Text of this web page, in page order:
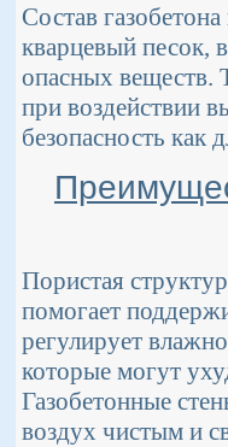
Состав
кварцевый песок,
опасных веществ.
при воздействии
безопасность как
Пористая
помогает
регулирует
которые могут
Газобетонные
воздух чистым и